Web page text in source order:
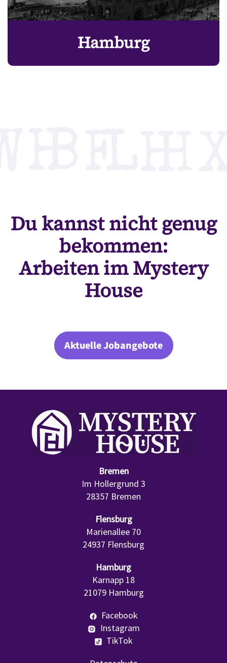
Hamburg
Du kannst nicht genug
bekommen:
Arbeiten im Mystery
House
Aktuelle Jobangebote
Bremen
Im Hollergrund 3
28357 Bremen
Flensburg
Marienallee 70
24937 Flensburg
Hamburg
Karnapp 18
21079 Hamburg
Facebook
Instagram
TikTok